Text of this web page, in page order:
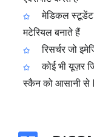
मेडिकल स्टूडेंट
मटेरियल बनाते हैं
रिसर्चर जो
कोई भी यूज़र
स्कैन को आसानी से